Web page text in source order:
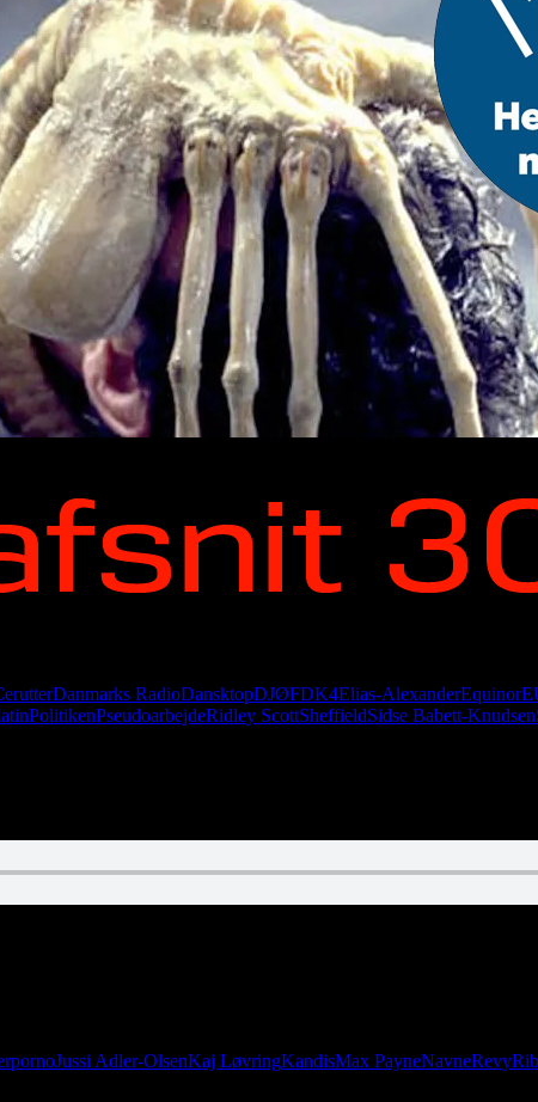
Danmarks RadioDansktopDJØFDK4Elias-AlexanderEquinor
PolitikenPseudoarbejdeRidley ScottSheffieldSidse Babett-Knudsen
Jussi Adler-OlsenKaj LøvringKandisMax PayneNavneRevy